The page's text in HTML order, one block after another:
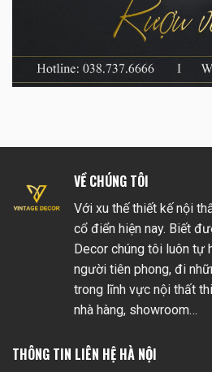
VỀ CHÚNG TÔI
Với xu thế thiết kế nội
cổ điển hiện nay. Biết
Decor chúng tôi luôn tự
người tiên phong, đi
trong lĩnh vực nội thất
nhà hàng, showroom…
THÔNG TIN LIÊN HỆ HÀ NỘI